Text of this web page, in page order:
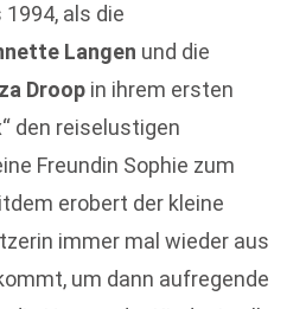
als die
Langen und die
Droop in ihrem ersten
den reiselustigen
Freundin Sophie zum
erobert der kleine
immer mal wieder aus
um dann aufregende